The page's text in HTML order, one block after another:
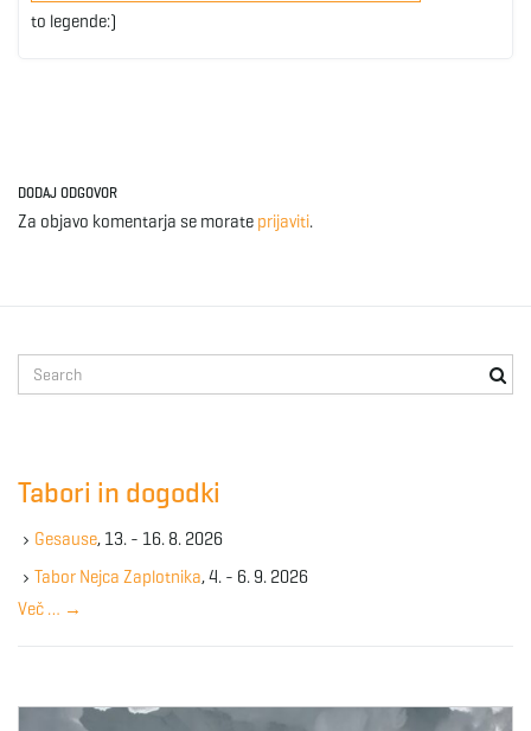
to legende:)
DODAJ ODGOVOR
Za objavo komentarja se morate prijaviti.
e
e
y
w
r
Tabori in dogodki
Gesause, 13. - 16. 8. 2026
Tabor Nejca Zaplotnika, 4. - 6. 9. 2026
Več … →